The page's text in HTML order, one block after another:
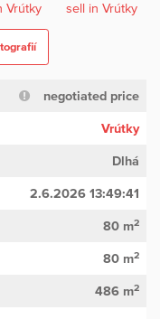
negotiated price
Vrútky
Dlhá
2.6.2026 13:49:41
80 m2
80 m2
486 m2